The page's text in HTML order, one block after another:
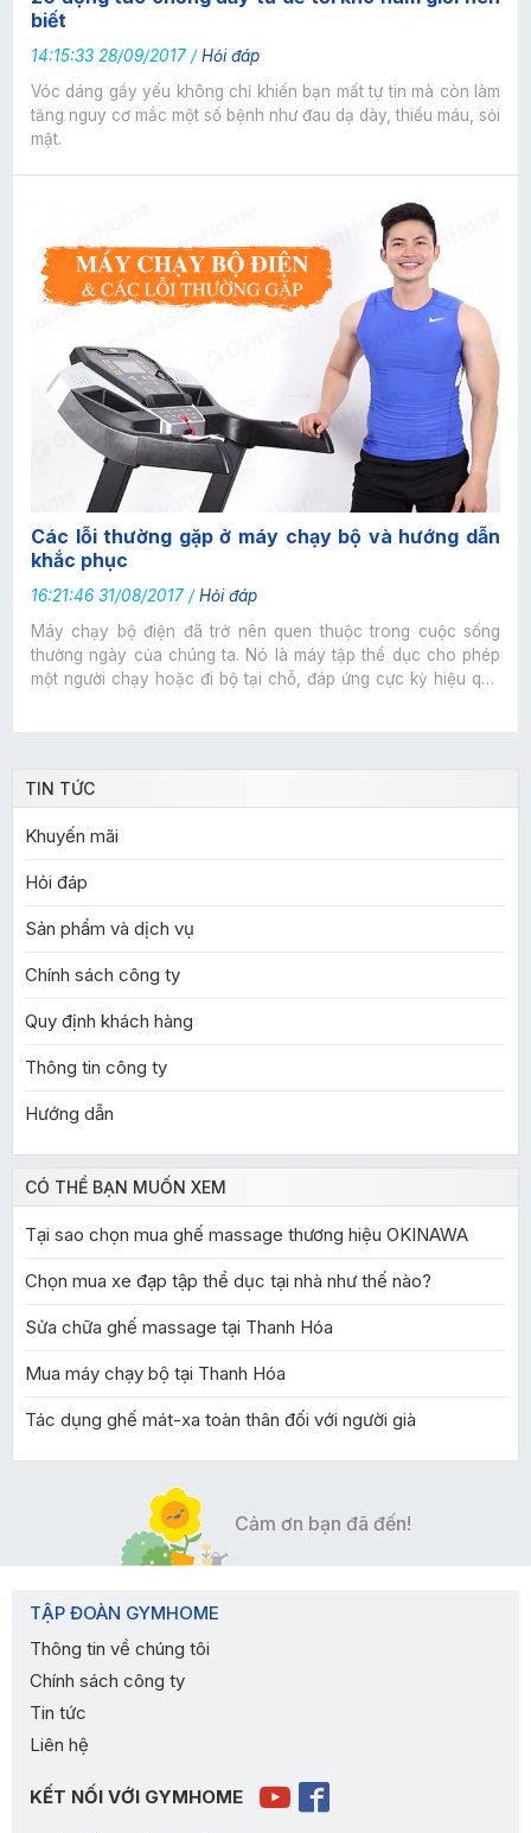
biết
14:15:33 28/09/2017 /Hỏi đáp
Vóc dáng gầy yếu không chỉ khiến bạn mất tự tin mà còn làm
tăng nguy cơ mắc một số bệnh như đau dạ dày, thiếu máu, sỏi
mật.
Các lỗi thường gặp ở máy chạy bộ và hướng dẫn
khắc phục
16:21:46 31/08/2017 /Hỏi đáp
Máy chạy bộ điện đã trở nên quen thuộc trong cuộc sống
thường ngày của chúng ta. Nó là máy tập thể dục cho phép
một người chạy hoặc đi bộ tại chỗ, đáp ứng cực kỳ hiệu quả
chắn không tránh khỏi hỏng hóc. Đừng lo lắng,
dưới đây GYMHOME Group sẽ hướng dẫn các bạn phát hiện
TIN TỨC
Khuyến mãi
Hỏi đáp
Sản phẩm và dịch vụ
Chính sách công ty
Quy định khách hàng
Thông tin công ty
Hướng dẫn
CÓ THỂ BẠN MUỐN XEM
Tại sao chọn mua ghế massage thương hiệu OKINAWA
Chọn mua xe đạp tập thể dục tại nhà như thế nào?
Sửa chữa ghế massage tại Thanh Hóa
Mua máy chạy bộ tại Thanh Hóa
Tác dụng ghế mát-xa toàn thân đối với người già
Cảm ơn bạn đã đến!
TẬP ĐOÀN GYMHOME
Thông tin về chúng tôi
Chính sách công ty
Tin tức
Liên hệ
KẾT NỐI VỚI GYMHOME